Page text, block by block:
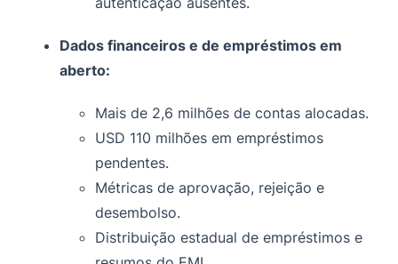
Dados financeiros e de empréstimos em
aberto:
Mais de 2,6 milhões de contas alocadas.
USD 110 milhões em empréstimos
pendentes.
Métricas de aprovação, rejeição e
desembolso.
Distribuição estadual de empréstimos e